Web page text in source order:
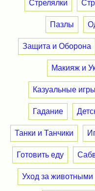
Стрелялки
Пазлы
Защита и Оборона
Макияж и
Казуальные игры
Гадание
Танки и Танчики
Готовить еду
Уход за животными